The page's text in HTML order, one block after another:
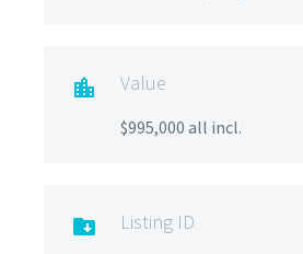
 Value
$995,000 all incl.
 Listing ID